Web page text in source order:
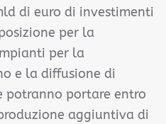
di euro di investimenti
per la
per la
e la diffusione di
potranno portare entro
aggiuntiva di